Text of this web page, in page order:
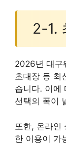
2-1.
2026년 대구
초대장 등 최
습니다. 이에
선택의 폭이
또한, 온라인
한 이용이 가